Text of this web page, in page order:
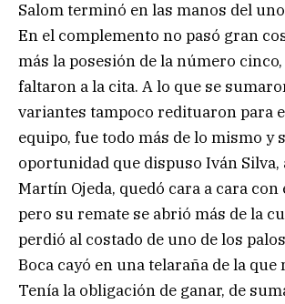
Salom terminó en las manos del
En el complemento no pasó gran
más la posesión de la número
faltaron a la cita. A lo que se
variantes tampoco redituaron para
equipo, fue todo más de lo mismo y
oportunidad que dispuso Iván Silva,
Martín Ojeda, quedó cara a cara
pero su remate se abrió más de la
perdió al costado de uno de los
Boca cayó en una telaraña de la que
Tenía la obligación de ganar, de